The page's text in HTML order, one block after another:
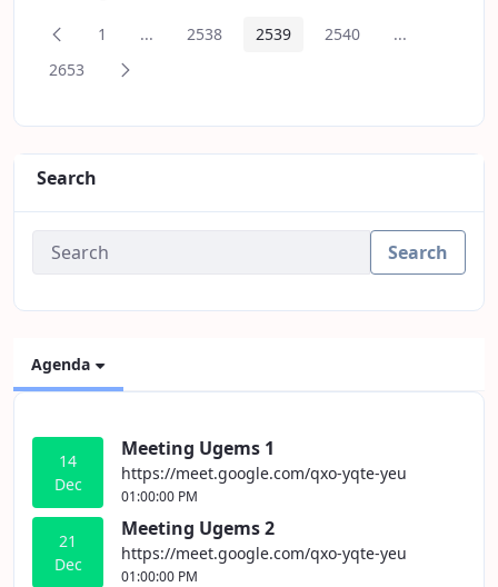
Previous Page
Page
1 ...Intermediate Pages
Page
2538 Page
2539 Page
2540 ...Intermediate
Page
2653 Next Page
Search
Search
Agenda
14
Dec
Meeting Ugems 1
https://meet.google.com/qxo-yqte-yeu
01:00:00 PM
21
Dec
Meeting Ugems 2
https://meet.google.com/qxo-yqte-yeu
01:00:00 PM